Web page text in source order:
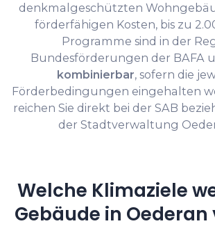
denkmalgeschützten
förderfähigen Kosten, bis zu
Programme sind in der
Bundesförderungen der BAFA
kombinierbar, sofern die
Förderbedingungen eingehalten
reichen Sie direkt bei der SAB
der Stadtverwaltung
Welche Klimaziele
Gebäude in